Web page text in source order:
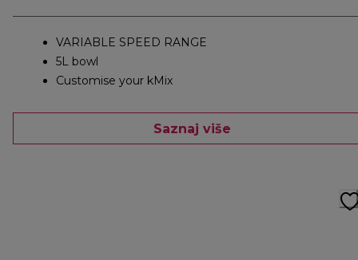
VARIABLE SPEED RANGE
5L bowl
Customise your kMix
Saznaj više